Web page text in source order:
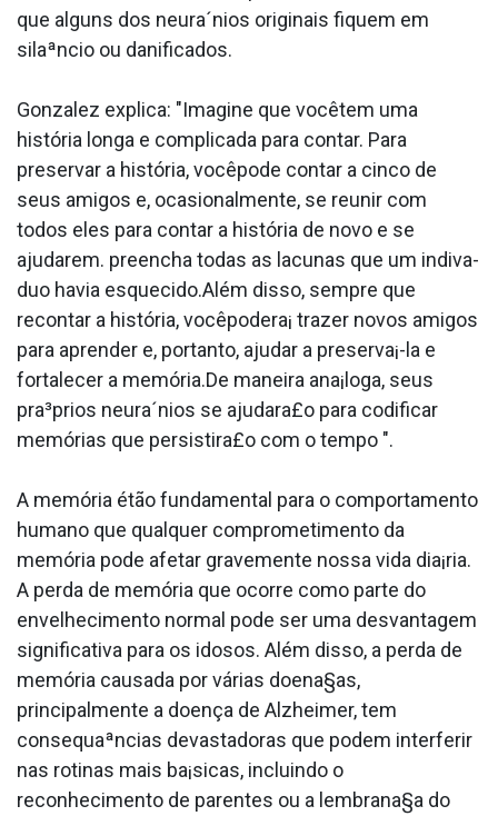
que alguns dos neura´nios originais fiquem em
silaªncio ou danificados.
Gonzalez explica: "Imagine que vocêtem uma
história longa e complicada para contar. Para
preservar a história, vocêpode contar a cinco de
seus amigos e, ocasionalmente, se reunir com
todos eles para contar a história de novo e se
ajudarem. preencha todas as lacunas que um indiva­
duo havia esquecido.Além disso, sempre que
recontar a história, vocêpodera¡ trazer novos amigos
para aprender e, portanto, ajudar a preserva¡-la e
fortalecer a memória.De maneira ana¡loga, seus
pra³prios neura´nios se ajudara£o para codificar
memórias que persistira£o com o tempo ".
A memória étão fundamental para o comportamento
humano que qualquer comprometimento da
memória pode afetar gravemente nossa vida dia¡ria.
A perda de memória que ocorre como parte do
envelhecimento normal pode ser uma desvantagem
significativa para os idosos. Além disso, a perda de
memória causada por várias doena§as,
principalmente a doença de Alzheimer, tem
consequaªncias devastadoras que podem interferir
nas rotinas mais ba¡sicas, incluindo o
reconhecimento de parentes ou a lembrana§a do